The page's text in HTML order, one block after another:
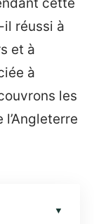
réussi à
et à
à
les